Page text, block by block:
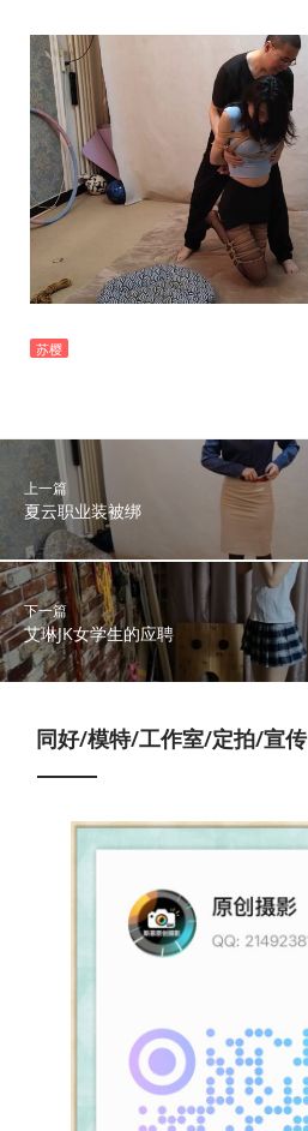
苏樱
上一篇
夏云职业装被绑
下一篇
艾琳JK女学生的应聘
同好/模特/工作室/定拍/宣传